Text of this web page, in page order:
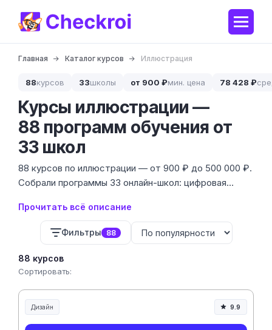
Главная Каталог курсов Иллюстрация
88курсов 33школы от 900 ₽мин. цена 78 428 ₽
Курсы иллюстрации —
88 программ обучения от
33 школ
88 курсов по иллюстрации — от 900 ₽ до 500 000 ₽.
Собрали программы 33 онлайн-школ: цифровая
графика, концепт-арт и работа на iPad.
Прочитать всё описание
Фильтры 88
88 курсов
Сортировать:
Дизайн 9.9